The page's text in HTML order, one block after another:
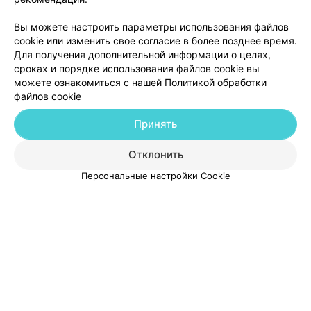
Добавить компанию
Вы можете настроить параметры использования файлов
cookie или изменить свое согласие в более позднее время.
Для получения дополнительной информации о целях,
сроках и порядке использования файлов cookie вы
можете ознакомиться с нашей Политикой обработки
файлов cookie
Отклонить
Принять
Персональные настройки Cookie